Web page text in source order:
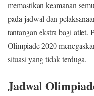
memastikan keamanan
pada jadwal dan
tantangan ekstra bagi atlet.
Olimpiade 2020
situasi yang tidak terduga.
Jadwal